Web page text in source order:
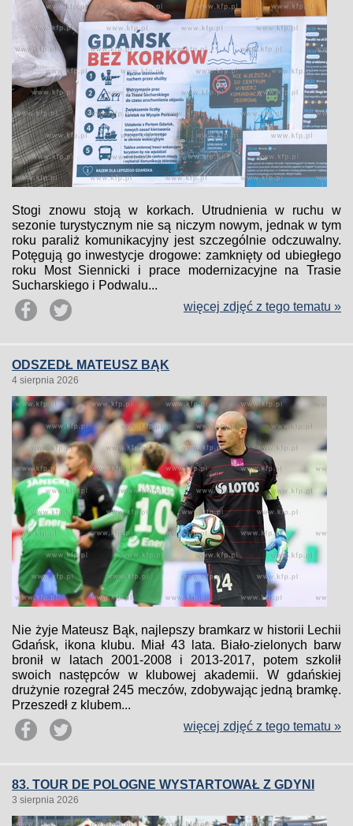
Stogi znowu stoją w korkach. Utrudnienia w ruchu w
sezonie turystycznym nie są niczym nowym, jednak w tym
roku paraliż komunikacyjny jest szczególnie odczuwalny.
Potęgują go inwestycje drogowe: zamknięty od ubiegłego
roku Most Siennicki i prace modernizacyjne na Trasie
Sucharskiego i Podwalu...
więcej zdjęć z tego tematu »
ODSZEDŁ MATEUSZ BĄK
4 sierpnia 2026
Nie żyje Mateusz Bąk, najlepszy bramkarz w historii Lechii
Gdańsk, ikona klubu. Miał 43 lata. Biało-zielonych barw
bronił w latach 2001-2008 i 2013-2017, potem szkolił
swoich następców w klubowej akademii. W gdańskiej
drużynie rozegrał 245 meczów, zdobywając jedną bramkę.
Przeszedł z klubem...
więcej zdjęć z tego tematu »
83. TOUR DE POLOGNE WYSTARTOWAŁ Z GDYNI
3 sierpnia 2026